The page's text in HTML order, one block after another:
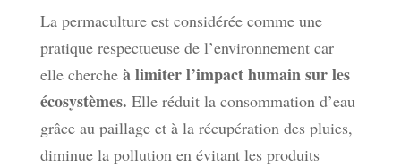
La permaculture est considérée comme une
pratique respectueuse de l’environnement car
elle cherche à limiter l’impact humain sur les
écosystèmes. Elle réduit la consommation d’eau
grâce au paillage et à la récupération des pluies,
diminue la pollution en évitant les produits